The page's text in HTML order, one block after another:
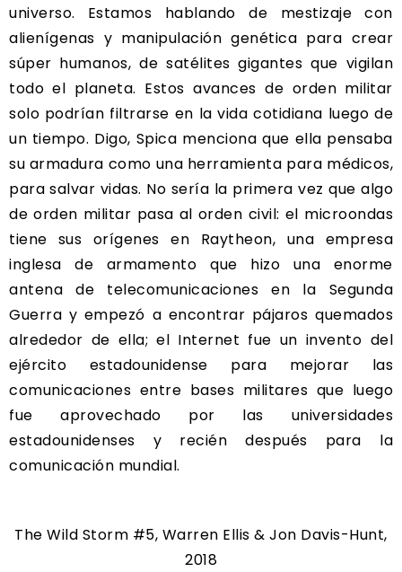
universo. Estamos hablando de mestizaje con
alienígenas y manipulación genética para crear
súper humanos, de satélites gigantes que vigilan
todo el planeta. Estos avances de orden militar
solo podrían filtrarse en la vida cotidiana luego de
un tiempo. Digo, Spica menciona que ella pensaba
su armadura como una herramienta para médicos,
para salvar vidas. No sería la primera vez que algo
de orden militar pasa al orden civil: el microondas
tiene sus orígenes en Raytheon, una empresa
inglesa de armamento que hizo una enorme
antena de telecomunicaciones en la Segunda
Guerra y empezó a encontrar pájaros quemados
alrededor de ella; el Internet fue un invento del
ejército estadounidense para mejorar las
comunicaciones entre bases militares que luego
fue aprovechado por las universidades
estadounidenses y recién después para la
comunicación mundial.
The Wild Storm #5, Warren Ellis & Jon Davis-Hunt,
2018